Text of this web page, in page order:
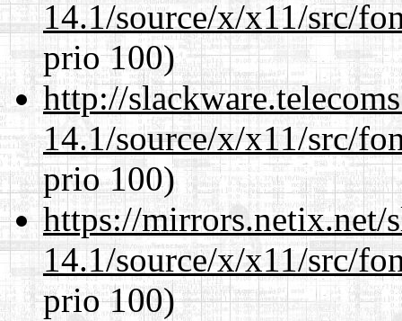
14.1/source/x/x11/src/
prio 100)
http://
14.1/source/x/x11/src/
prio 100)
https://mirrors.netix.net/
14.1/source/x/x11/src/
prio 100)